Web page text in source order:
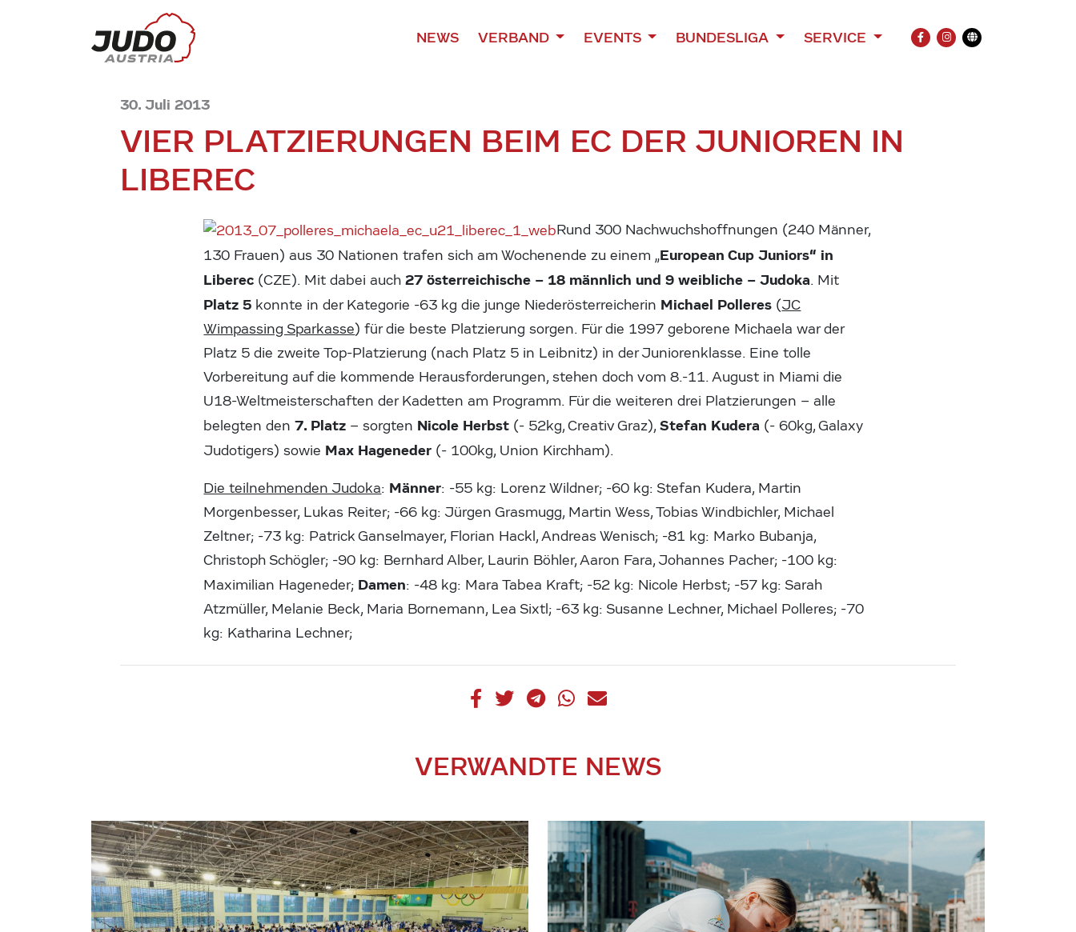
NEWS VERBAND EVENTS BUNDESLIGA SERVICE
FACEBOOK
INSTAGRAM
Übersetzung
30. Juli 2013
VIER PLATZIERUNGEN BEIM EC DER JUNIOREN IN
LIBEREC
Rund 300 Nachwuchshoffnungen (240 Männer,
130 Frauen) aus 30 Nationen trafen sich am Wochenende zu einem „European Cup Juniors“ in
Liberec (CZE). Mit dabei auch27 österreichische – 18 männlich und 9 weibliche – Judoka. Mit
Platz 5 konnte in der Kategorie -63 kg die junge Niederösterreicherin Michael Polleres (JC
Wimpassing Sparkasse) für die beste Platzierung sorgen. Für die 1997 geborene Michaela war der
Platz 5 die zweite Top-Platzierung (nach Platz 5 in Leibnitz) in der Juniorenklasse. Eine tolle
Vorbereitung auf die kommende Herausforderungen, stehen doch vom 8.-11. August in Miami die
U18-Weltmeisterschaften der Kadetten am Programm. Für die weiteren drei Platzierungen – alle
belegten den7. Platz – sorgten Nicole Herbst (- 52kg, Creativ Graz),Stefan Kudera (- 60kg, Galaxy
Judotigers) sowie Max Hageneder (- 100kg, Union Kirchham).
Die teilnehmenden Judoka: Männer: -55 kg: Lorenz Wildner; -60 kg: Stefan Kudera, Martin
Morgenbesser, Lukas Reiter; -66 kg: Jürgen Grasmugg, Martin Wess, Tobias Windbichler, Michael
Zeltner; -73 kg: Patrick Ganselmayer, Florian Hackl, Andreas Wenisch; -81 kg: Marko Bubanja,
Christoph Schögler; -90 kg: Bernhard Alber, Laurin Böhler, Aaron Fara, Johannes Pacher; -100 kg:
Maximilian Hageneder; Damen: -48 kg: Mara Tabea Kraft; -52 kg: Nicole Herbst; -57 kg: Sarah
Atzmüller, Melanie Beck, Maria Bornemann, Lea Sixtl; -63 kg: Susanne Lechner, Michael Polleres; -70
kg: Katharina Lechner;
VERWANDTE NEWS